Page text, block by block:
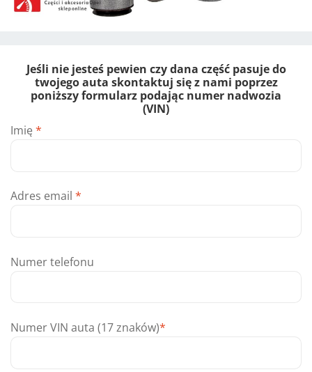
Jeśli nie jesteś pewien czy dana część pasuje do
twojego auta skontaktuj się z nami poprzez
poniższy formularz podając numer nadwozia
(VIN)
Imię *
Adres email *
Numer telefonu
Numer VIN auta (17 znaków)*